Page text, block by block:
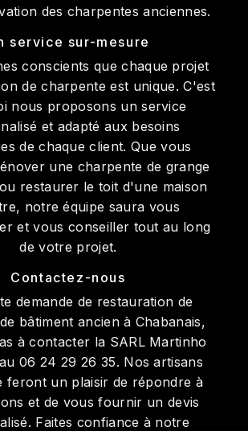
des charpentes anciennes.
service sur-mesure
conscients que chaque projet
de charpente est unique. C'est
nous proposons un service
et adapté aux besoins
de chaque client. Que vous
une charpente de grange
restaurer le toit d'une maison
notre équipe saura vous
et vous conseiller tout au long
de votre projet.
Contactez-nous
demande de restauration de
bâtiment ancien à Chabanais,
à contacter la SARL Martinho
06 24 29 26 35. Nos artisans
feront un plaisir de répondre à
et de vous fournir un devis
Faites confiance à notre